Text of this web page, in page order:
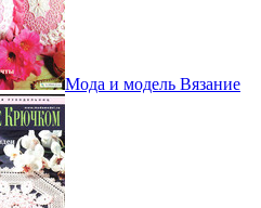
Мода и модель Вязание